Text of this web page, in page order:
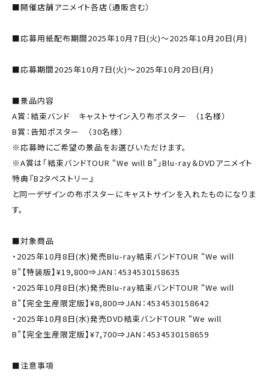
■開催店舗アニメイト各店（通販含む）
■応募用紙配布期間2025年10月7日(火)～2025年10月20日(月)
■応募期間2025年10月7日(火)～2025年10月20日(月)
■景品内容
A賞：結束バンド キャストサイン入り布ポスター （1名様）
B賞：告知ポスター （30名様）
※応募時にご希望の景品をお選びいただけます。
※A賞は「結束バンドTOUR “We will B”」Blu-ray＆DVDアニメイト
特典『B2タペストリー』
と同一デザインの布ポスターにキャストサインを入れたものになりま
す。
■対象商品
・2025年10月8日(水)発売Blu-ray結束バンドTOUR “We will
B”【特装版】¥19,800⇒JAN：4534530158635
・2025年10月8日(水)発売Blu-ray結束バンドTOUR “We will
B”【完全生産限定版】¥8,800⇒JAN：4534530158642
・2025年10月8日(水)発売DVD結束バンドTOUR “We will
B”【完全生産限定版】¥7,700⇒JAN：4534530158659
■注意事項